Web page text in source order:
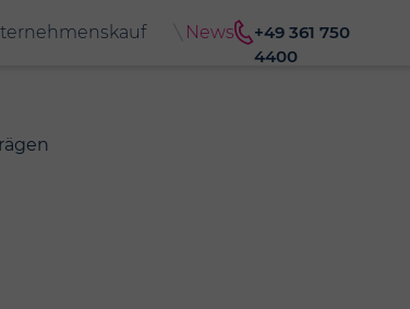
News
+49 361 750
4400